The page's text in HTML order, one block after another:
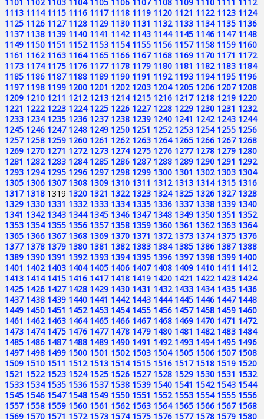
1113 1114 1115 1116 1117 1118 1119 1120 1121 1122 1123 1124
1125 1126 1127 1128 1129 1130 1131 1132 1133 1134 1135 1136
1137 1138 1139 1140 1141 1142 1143 1144 1145 1146 1147 1148
1149 1150 1151 1152 1153 1154 1155 1156 1157 1158 1159 1160
1161 1162 1163 1164 1165 1166 1167 1168 1169 1170 1171 1172
1173 1174 1175 1176 1177 1178 1179 1180 1181 1182 1183 1184
1185 1186 1187 1188 1189 1190 1191 1192 1193 1194 1195 1196
1197 1198 1199 1200 1201 1202 1203 1204 1205 1206 1207 1208
1209 1210 1211 1212 1213 1214 1215 1216 1217 1218 1219 1220
1221 1222 1223 1224 1225 1226 1227 1228 1229 1230 1231 1232
1233 1234 1235 1236 1237 1238 1239 1240 1241 1242 1243 1244
1245 1246 1247 1248 1249 1250 1251 1252 1253 1254 1255 1256
1257 1258 1259 1260 1261 1262 1263 1264 1265 1266 1267 1268
1269 1270 1271 1272 1273 1274 1275 1276 1277 1278 1279 1280
1281 1282 1283 1284 1285 1286 1287 1288 1289 1290 1291 1292
1293 1294 1295 1296 1297 1298 1299 1300 1301 1302 1303 1304
1305 1306 1307 1308 1309 1310 1311 1312 1313 1314 1315 1316
1317 1318 1319 1320 1321 1322 1323 1324 1325 1326 1327 1328
1329 1330 1331 1332 1333 1334 1335 1336 1337 1338 1339 1340
1341 1342 1343 1344 1345 1346 1347 1348 1349 1350 1351 1352
1353 1354 1355 1356 1357 1358 1359 1360 1361 1362 1363 1364
1365 1366 1367 1368 1369 1370 1371 1372 1373 1374 1375 1376
1377 1378 1379 1380 1381 1382 1383 1384 1385 1386 1387 1388
1389 1390 1391 1392 1393 1394 1395 1396 1397 1398 1399 1400
1401 1402 1403 1404 1405 1406 1407 1408 1409 1410 1411 1412
1413 1414 1415 1416 1417 1418 1419 1420 1421 1422 1423 1424
1425 1426 1427 1428 1429 1430 1431 1432 1433 1434 1435 1436
1437 1438 1439 1440 1441 1442 1443 1444 1445 1446 1447 1448
1449 1450 1451 1452 1453 1454 1455 1456 1457 1458 1459 1460
1461 1462 1463 1464 1465 1466 1467 1468 1469 1470 1471 1472
1473 1474 1475 1476 1477 1478 1479 1480 1481 1482 1483 1484
1485 1486 1487 1488 1489 1490 1491 1492 1493 1494 1495 1496
1497 1498 1499 1500 1501 1502 1503 1504 1505 1506 1507 1508
1509 1510 1511 1512 1513 1514 1515 1516 1517 1518 1519 1520
1521 1522 1523 1524 1525 1526 1527 1528 1529 1530 1531 1532
1533 1534 1535 1536 1537 1538 1539 1540 1541 1542 1543 1544
1545 1546 1547 1548 1549 1550 1551 1552 1553 1554 1555 1556
1557 1558 1559 1560 1561 1562 1563 1564 1565 1566 1567 1568
1569 1570 1571 1572 1573 1574 1575 1576 1577 1578 1579 1580